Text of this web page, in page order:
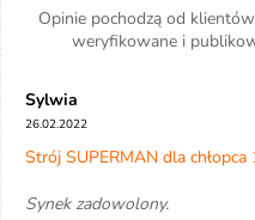
Opinie pochodzą od
weryfikowane i
Sylwia
26.02.2022
Strój SUPERMAN dla
Synek zadowolony.